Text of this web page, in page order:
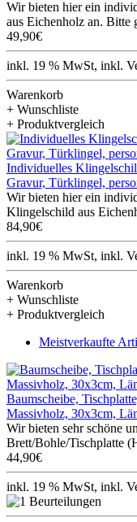
Wir bieten hier ein
aus Eichenholz an. Bitte
49,90€
inkl. 19 % MwSt, inkl.
Warenkorb
+ Wunschliste
+ Produktvergleich
Individuelles
Gravur, Türklingel,
Wir bieten hier ein
Klingelschild aus
84,90€
inkl. 19 % MwSt, inkl.
Warenkorb
+ Wunschliste
+ Produktvergleich
Meistverkaufte
Baumscheibe,
Massivholz, 30x3cm,
Wir bieten sehr schöne
Brett/Bohle/Tischplatte
44,90€
inkl. 19 % MwSt, inkl.